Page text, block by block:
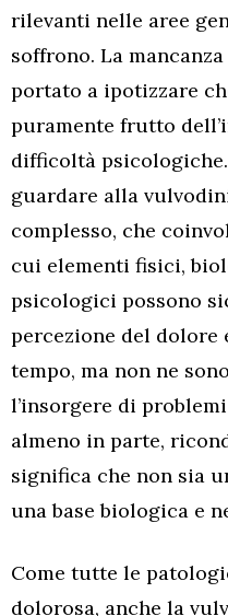
rilevanti nelle aree
soffrono. La
portato a ipotizzare
puramente frutto
difficoltà
guardare alla
complesso, che
cui elementi fisici,
psicologici possono
percezione del dolore
tempo, ma non ne
l’insorgere di
almeno in parte,
significa che non sia
una base biologica e
Come tutte le
dolorosa, anche la